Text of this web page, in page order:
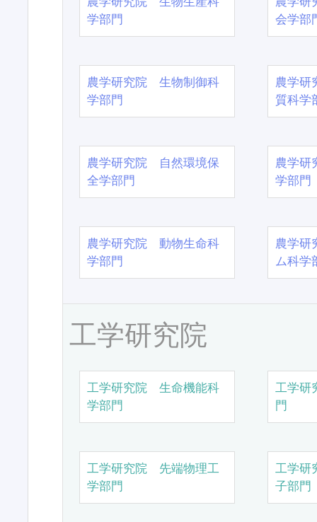
学部門
会学部
農学研究院 生物制御科
学部門
農学
質科学
農学研究院 自然環境保
全学部門
農学
学部門
農学研究院 動物生命科
学部門
農学
ム科学
工学研究院
工学研究院 生命機能科
学部門
工学研
門
工学研究院 先端物理工
学部門
工学研
子部門